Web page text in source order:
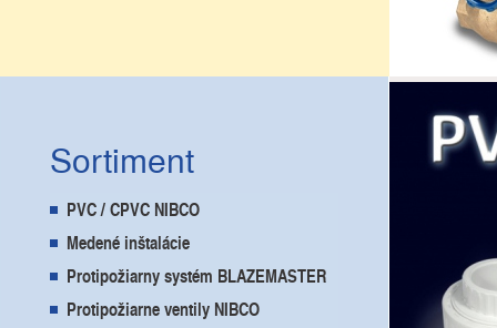
Sortiment
PVC / CPVC NIBCO
Medené inštalácie
Protipožiarny systém BLAZEMASTER
Protipožiarne ventily NIBCO